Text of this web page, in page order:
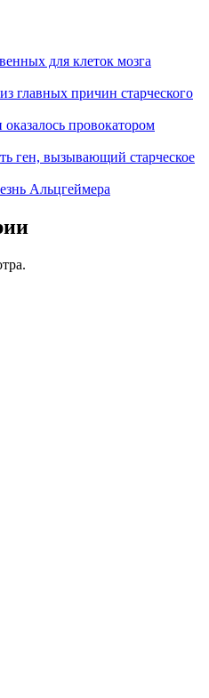
для клеток мозга
главных причин старческого
провокатором
ген, вызывающий старческое
Альцгеймера